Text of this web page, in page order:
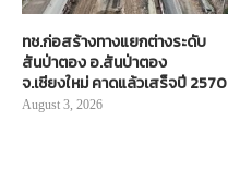
ทช.ก่อสร้างทางแยกต่างระดับ
สันป่าตอง อ.สันป่าตอง
จ.เชียงใหม่ คาดแล้วเสร็จปี 2570
August 3, 2026